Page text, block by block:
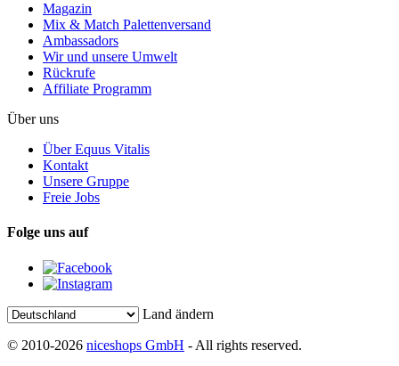
Magazin
Mix & Match Palettenversand
Ambassadors
Wir und unsere Umwelt
Rückrufe
Affiliate Programm
Über uns
Über Equus Vitalis
Kontakt
Unsere Gruppe
Freie Jobs
Folge uns auf
Land ändern
© 2010-2026 niceshops GmbH - All rights reserved.